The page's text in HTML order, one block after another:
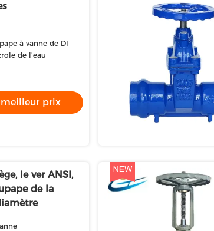
à vanne de DI
de l'eau
prix
le ver ANSI,
de la